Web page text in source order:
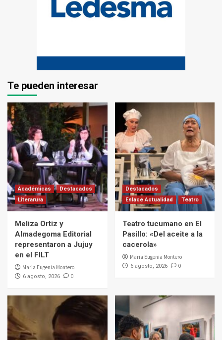
Te pueden interesar
Académicas
Destacados
Literarura
Meliza Ortiz y
Almadegoma Editorial
representaron a Jujuy
en el FILT
Maria Eugenia Montero
6 agosto, 2026 0
Destacados
Enlace Actualidad
Teatro
Teatro tucumano en El
Pasillo: «Del aceite a la
cacerola»
Maria Eugenia Montero
6 agosto, 2026 0